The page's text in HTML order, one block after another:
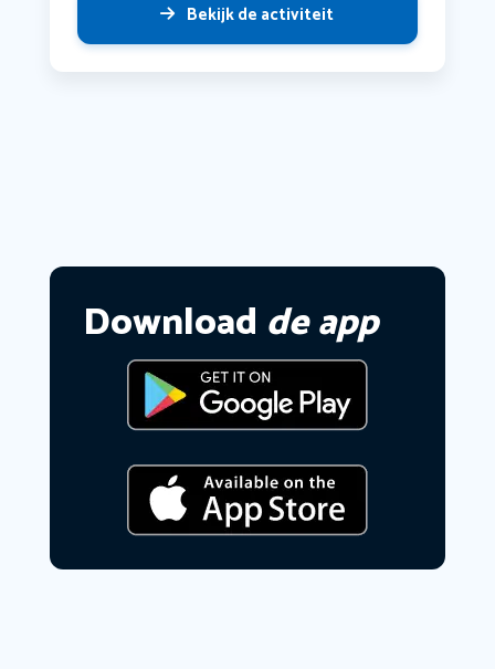
Bekijk de activiteit
Download de app